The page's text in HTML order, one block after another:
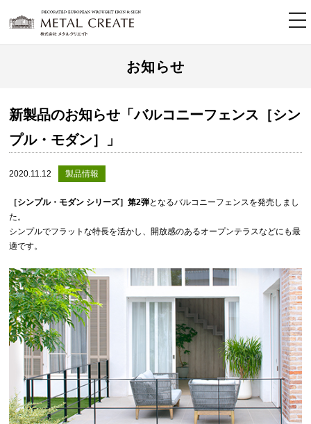
お知らせ
新製品のお知らせ「バルコニーフェンス［シン
プル・モダン］」
2020.11.12 製品情報
［シンプル・モダン シリーズ］第2弾となるバルコニーフェンスを発売しまし
た。
シンプルでフラットな特長を活かし、開放感のあるオープンテラスなどにも最
適です。